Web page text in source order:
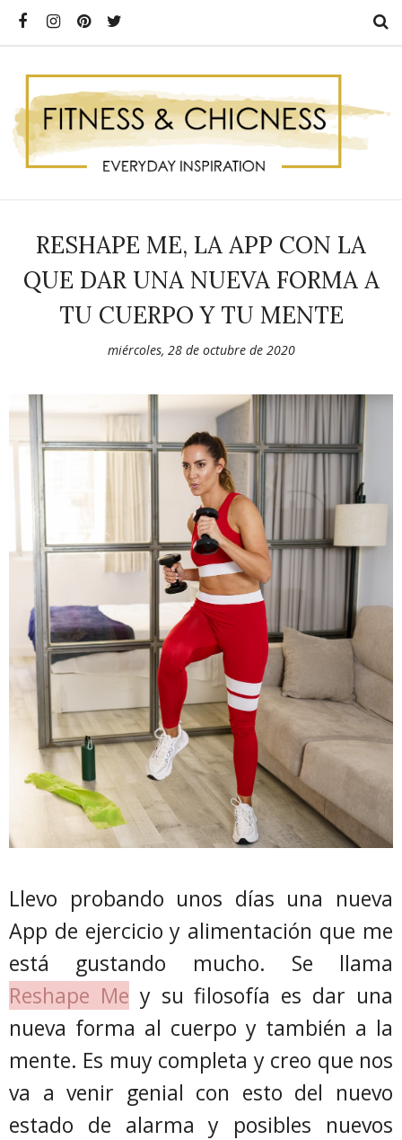
RESHAPE ME, LA APP CON LA
QUE DAR UNA NUEVA FORMA A
TU CUERPO Y TU MENTE
miércoles, 28 de octubre de 2020
Llevo probando unos días una nueva
App de ejercicio y alimentación que me
está gustando mucho. Se llama
Reshape Me y su filosofía es dar una
nueva forma al cuerpo y también a la
mente. Es muy completa y creo que nos
va a venir genial con esto del nuevo
estado de alarma y posibles nuevos